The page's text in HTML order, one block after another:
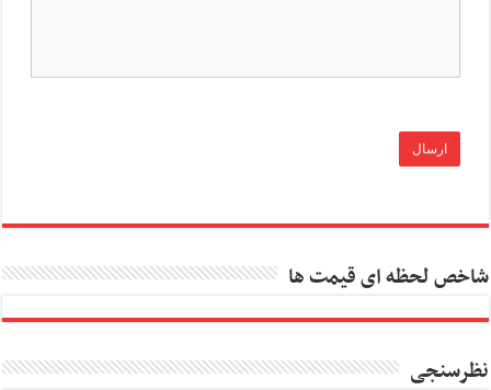
شاخص لحظه ای قیمت ها
نظرسنجی